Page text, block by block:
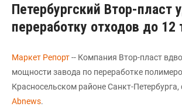
Петербургский Втор-пласт
переработку отходов до 12
Маркет Репорт-- Компания Втор-пласт
мощности завода по переработке
Красносельском районе Санкт-
Аbnews.